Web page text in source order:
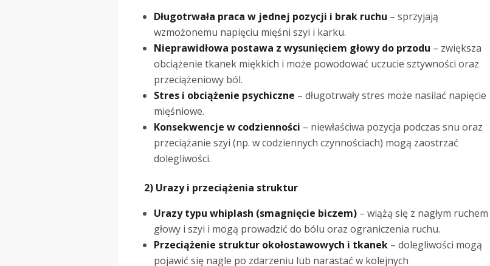
Długotrwała praca w jednej pozycji i brak ruchu – sprzyjają
wzmożonemu napięciu mięśni szyi i karku.
Nieprawidłowa postawa z wysunięciem głowy do przodu – zwiększa
obciążenie tkanek miękkich i może powodować uczucie sztywności oraz
przeciążeniowy ból.
Stres i obciążenie psychiczne – długotrwały stres może nasilać napięcie
mięśniowe.
Konsekwencje w codzienności – niewłaściwa pozycja podczas snu oraz
przeciążanie szyi (np. w codziennych czynnościach) mogą zaostrzać
dolegliwości.
2) Urazy i przeciążenia struktur
Urazy typu whiplash (smagnięcie biczem) – wiążą się z nagłym ruchem
głowy i szyi i mogą prowadzić do bólu oraz ograniczenia ruchu.
Przeciążenie struktur okołostawowych i tkanek – dolegliwości mogą
pojawić się nagle po zdarzeniu lub narastać w kolejnych